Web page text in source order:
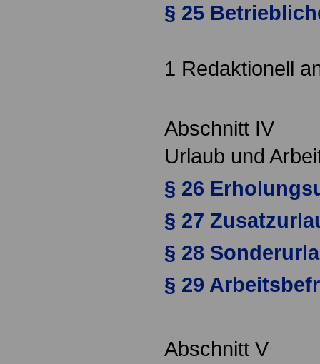
§ 25
1 Redaktionell
Abschnitt IV
Urlaub und
§ 26
§ 27
§ 28
§ 29
Abschnitt V